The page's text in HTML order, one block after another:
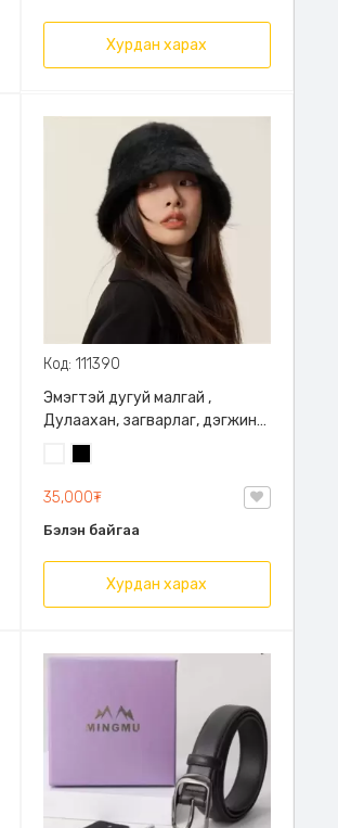
Хурдан харах
Код: 111390
Эмэгтэй дугуй малгай ,
Дулаахан, загварлаг, дэгжин
харагдуулна
35,000₮
Бэлэн байгаа
Хурдан харах